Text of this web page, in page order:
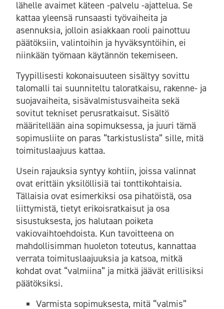
lähelle avaimet käteen -palvelu -ajattelua. Se
kattaa yleensä runsaasti työvaiheita ja
asennuksia, jolloin asiakkaan rooli painottuu
päätöksiin, valintoihin ja hyväksyntöihin, ei
niinkään työmaan käytännön tekemiseen.
Tyypillisesti kokonaisuuteen sisältyy sovittu
talomalli tai suunniteltu taloratkaisu, rakenne- ja
suojavaiheita, sisävalmistusvaiheita sekä
sovitut tekniset perusratkaisut. Sisältö
määritellään aina sopimuksessa, ja juuri tämä
sopimusliite on paras “tarkistuslista” sille, mitä
toimituslaajuus kattaa.
Usein rajauksia syntyy kohtiin, joissa valinnat
ovat erittäin yksilöllisiä tai tonttikohtaisia.
Tällaisia ovat esimerkiksi osa pihatöistä, osa
liittymistä, tietyt erikoisratkaisut ja osa
sisustuksesta, jos halutaan poiketa
vakiovaihtoehdoista. Kun tavoitteena on
mahdollisimman huoleton toteutus, kannattaa
verrata toimituslaajuuksia ja katsoa, mitkä
kohdat ovat “valmiina” ja mitkä jäävät erillisiksi
päätöksiksi.
Varmista sopimuksesta, mitä “valmis”